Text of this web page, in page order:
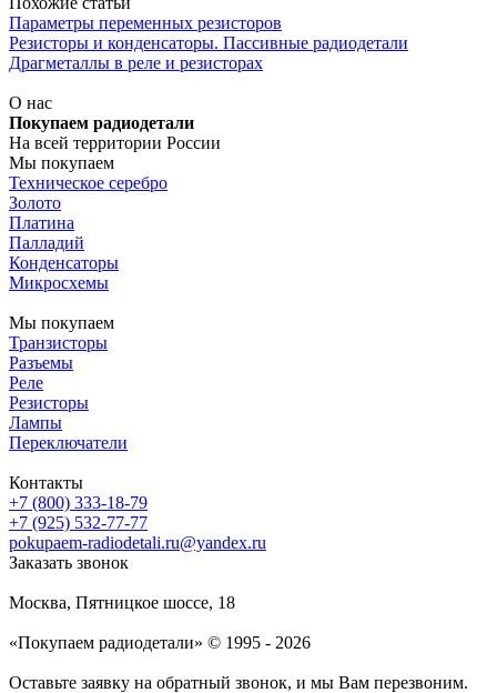
Параметры переменных резисторов
Резисторы и конденсаторы. Пассивные радиодетали
Драгметаллы в реле и резисторах
О нас
Покупаем радиодетали
На всей территории России
Мы покупаем
Техническое серебро
Золото
Платина
Палладий
Конденсаторы
Микросхемы
Мы покупаем
Транзисторы
Разъемы
Реле
Резисторы
Лампы
Переключатели
Контакты
+7 (800) 333-18-79
+7 (925) 532-77-77
pokupaem-radiodetali.ru@yandex.ru
Заказать звонок
Москва, Пятницкое шоссе, 18
«Покупаем радиодетали» © 1995 - 2026
Оставьте заявку на обратный звонок, и мы Вам перезвоним.